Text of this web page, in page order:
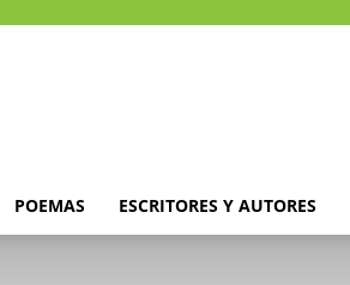
POEMAS ESCRITORES Y AUTORES